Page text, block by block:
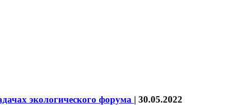
экологического форума | 30.05.2022